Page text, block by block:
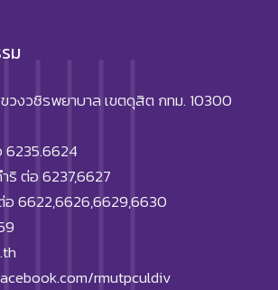
ม
วงวชิรพยาบาล เขตดุสิต กทม. 10300
6235.6624
ริ ต่อ 6237,6627
6622,6626,6629,6630
rmutpculdiv